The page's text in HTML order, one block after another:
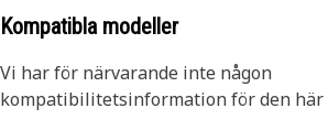
Kompatibla modeller
Vi har för närvarande inte någon
kompatibilitetsinformation för den här